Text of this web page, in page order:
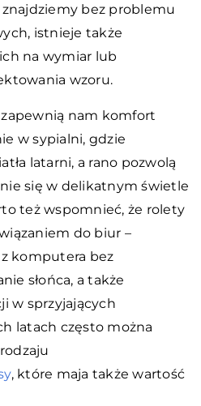
bez problemu
istnieje także
na wymiar lub
wzoru.
nam komfort
w sypialni, gdzie
latarni, a rano pozwolą
się w delikatnym świetle
też wspomnieć, że rolety
do biur –
komputera bez
słońca, a także
w sprzyjających
latach często można
, które maja także wartość